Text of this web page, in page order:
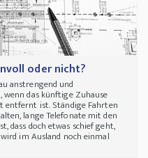
oder nicht?
anstrengend und
wenn das künftige Zuhause
ist. Ständige Fahrten
lange Telefonate mit den
dass doch etwas schief geht,
im Ausland noch einmal